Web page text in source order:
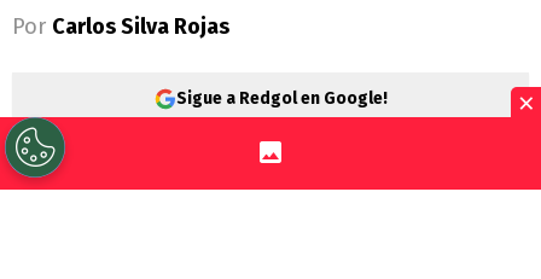
Por Carlos Silva Rojas
Sigue a Redgol en Google!
CD Español de Osornoconquistó la Super
×